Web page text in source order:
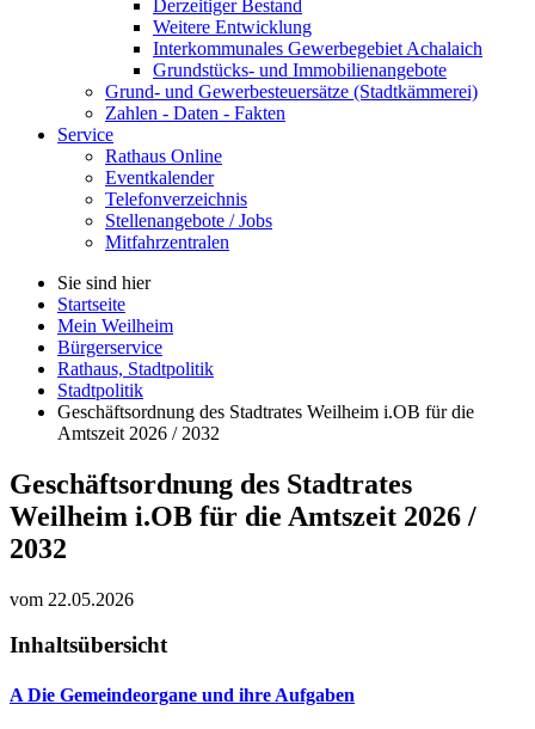
Derzeitiger Bestand
Weitere Entwicklung
Interkommunales Gewerbegebiet Achalaich
Grundstücks- und Immobilienangebote
Grund- und Gewerbesteuersätze (Stadtkämmerei)
Zahlen - Daten - Fakten
Service
Rathaus Online
Eventkalender
Telefonverzeichnis
Stellenangebote / Jobs
Mitfahrzentralen
Sie sind hier
Startseite
Mein Weilheim
Bürgerservice
Rathaus, Stadtpolitik
Stadtpolitik
Geschäftsordnung des Stadtrates Weilheim i.OB für die
Amtszeit 2026 / 2032
Geschäftsordnung des Stadtrates
Weilheim i.OB für die Amtszeit 2026 /
2032
vom 22.05.2026
Inhaltsübersicht
A Die Gemeindeorgane und ihre Aufgaben